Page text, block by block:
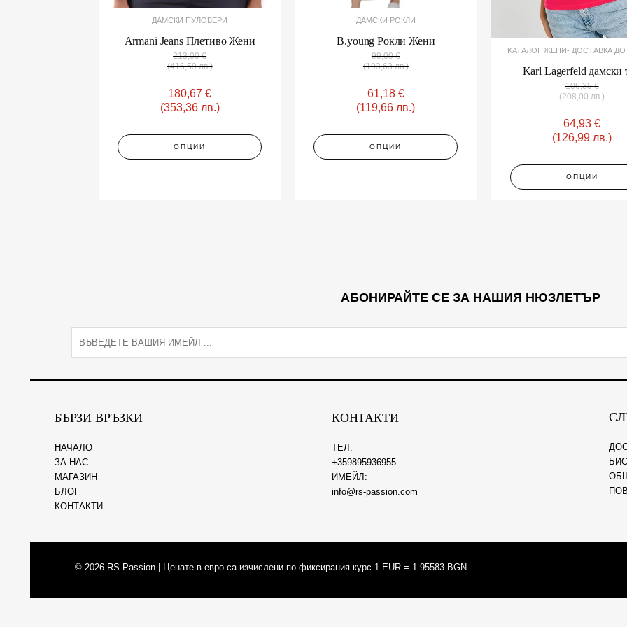
ДАМСКИ ПУЛОВЕРИ
Armani Jeans Плетиво Жени
213,00€
(416,59 лв.)
180,67€
(353,36 лв.)
ОПЦИИ
page
ДАМСКИ РОКЛИ
B.young Рокли Жени
99,00€
(193,63 лв.)
61,18 €
(119,66 лв.)
ОПЦИИ
page
KАТАЛОГ ЖЕНИ- ДОСТАВКА ДО
Karl Lagerfeld дамски
106,35€
(208,00 лв.)
64,93€
(126,99 лв.)
ОПЦИИ
page
АБОНИРАЙТЕ СЕ ЗА НАШИЯ НЮЗЛЕТЪР
i
БЪРЗИ ВРЪЗКИ
НАЧАЛО
ЗА НАС
МАГАЗИН
БЛОГ
КОНТАКТИ
КОНТАКТИ
ТЕЛ:
+359895936955
ИМЕЙЛ:
info@rs-passion.com
© 2026 RS Passion | Ценате в евро са изчислени по фиксирания курс 1 EUR = 1.95583 BGN